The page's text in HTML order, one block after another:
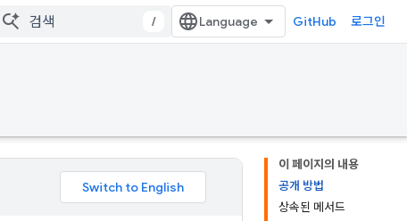
/ GitHub 로그인
이 페이지의 내용
공개 방법
상속된 메서드